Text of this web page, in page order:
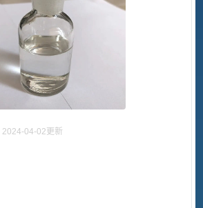
2024-04-02更新